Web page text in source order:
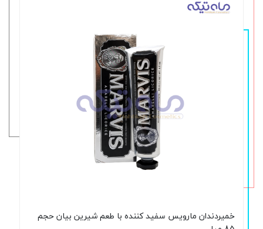
خمیردندان مارویس سفید کننده با طعم شیرین بیان حجم